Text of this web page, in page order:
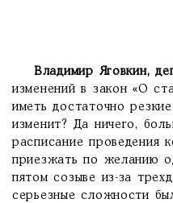
Владимир Яговкин,
изменений в закон «О
иметь достаточно
изменит? Да ничего,
расписание проведения
приезжать по желанию
пятом созыве из-за
серьезные сложности